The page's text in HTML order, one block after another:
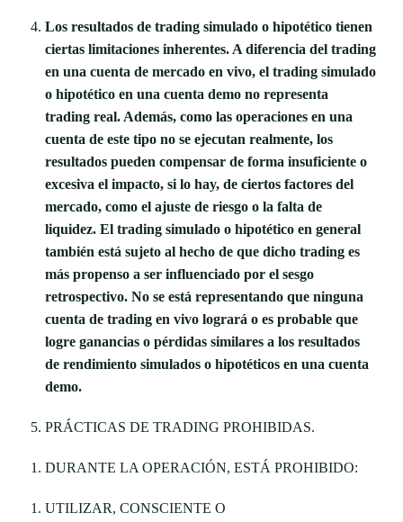
Los resultados de trading simulado o hipotético tienen
ciertas limitaciones inherentes. A diferencia del trading
en una cuenta de mercado en vivo, el trading simulado
o hipotético en una cuenta demo no representa
trading real. Además, como las operaciones en una
cuenta de este tipo no se ejecutan realmente, los
resultados pueden compensar de forma insuficiente o
excesiva el impacto, si lo hay, de ciertos factores del
mercado, como el ajuste de riesgo o la falta de
liquidez. El trading simulado o hipotético en general
también está sujeto al hecho de que dicho trading es
más propenso a ser influenciado por el sesgo
retrospectivo. No se está representando que ninguna
cuenta de trading en vivo logrará o es probable que
logre ganancias o pérdidas similares a los resultados
de rendimiento simulados o hipotéticos en una cuenta
demo.
PRÁCTICAS DE TRADING PROHIBIDAS.
DURANTE LA OPERACIÓN, ESTÁ PROHIBIDO:
UTILIZAR, CONSCIENTE O